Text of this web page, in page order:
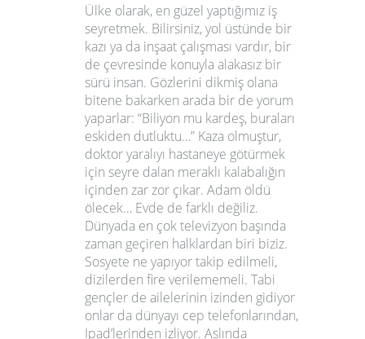
Ülke olarak, en güzel yaptığımız iş
seyretmek. Bilirsiniz, yol üstünde bir
kazı ya da inşaat çalışması vardır, bir
de çevresinde konuyla alakasız bir
sürü insan. Gözlerini dikmiş olana
bitene bakarken arada bir de yorum
yaparlar: “Biliyon mu kardeş, buraları
eskiden dutluktu…” Kaza olmuştur,
doktor yaralıyı hastaneye götürmek
için seyre dalan meraklı kalabalığın
içinden zar zor çıkar. Adam öldü
ölecek… Evde de farklı değiliz.
Dünyada en çok televizyon başında
zaman geçiren halklardan biri biziz.
Sosyete ne yapıyor takip edilmeli,
dizilerden fire verilememeli. Tabi
gençler de ailelerinin izinden gidiyor
onlar da dünyayı cep telefonlarından,
Ipad’lerinden izliyor. Aslında